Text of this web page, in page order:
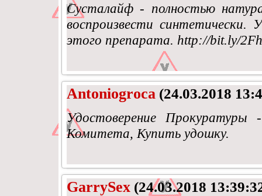
Сусталайф - полностью
воспроизвести синтетически.
этого препарата. http://bit.ly/
Antoniogroca (24.03.2018
Удостоверение Прокуратуры
Комитета, Купить удошку.
GarrySex (24.03.2018